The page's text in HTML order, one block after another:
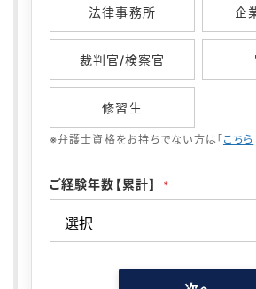
法律事務所 企
裁判官/検察官
修習生
※弁護士資格をお持ちでない方は「 こちら
ご経験年数【累計】 *